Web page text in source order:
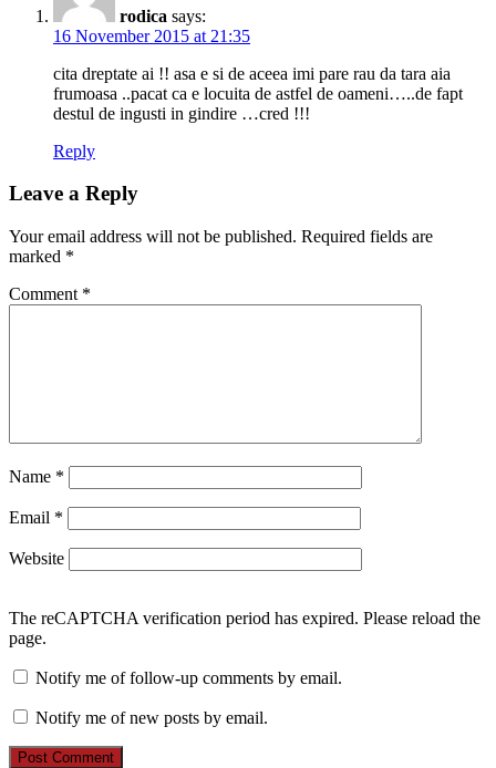
rodica says:
16 November 2015 at 21:35
cita dreptate ai !! asa e si de aceea imi pare rau da tara aia
frumoasa ..pacat ca e locuita de astfel de oameni…..de fapt
destul de ingusti in gindire …cred !!!
Reply
Leave a Reply
Your email address will not be published. Required fields are
marked *
Comment *
Name *
Email *
Website
The reCAPTCHA verification period has expired. Please reload the
page.
Notify me of follow-up comments by email.
Notify me of new posts by email.